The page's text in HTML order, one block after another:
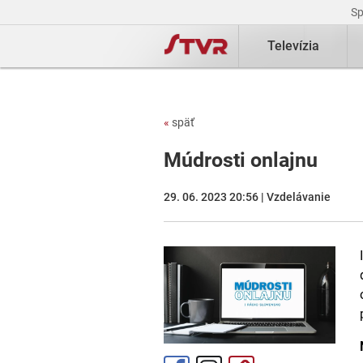
Televízia
« späť
Múdrosti onlajnu
29. 06. 2023 20:56 | Vzdelávanie